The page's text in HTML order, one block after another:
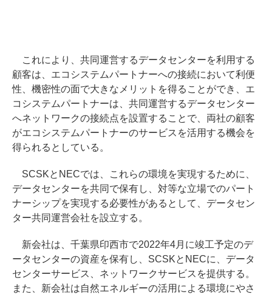
これにより、共同運営するデータセンターを利用する
顧客は、エコシステムパートナーへの接続において利便
性、機密性の面で大きなメリットを得ることができ、エ
コシステムパートナーは、共同運営するデータセンター
へネットワークの接続点を設置することで、両社の顧客
がエコシステムパートナーのサービスを活用する機会を
得られるとしている。
SCSKとNECでは、これらの環境を実現するために、
データセンターを共同で保有し、対等な立場でのパート
ナーシップを実現する必要性があるとして、データセン
ター共同運営会社を設立する。
新会社は、千葉県印西市で2022年4月に竣工予定のデ
ータセンターの資産を保有し、SCSKとNECに、データ
センターサービス、ネットワークサービスを提供する。
また、新会社は自然エネルギーの活用による環境にやさ